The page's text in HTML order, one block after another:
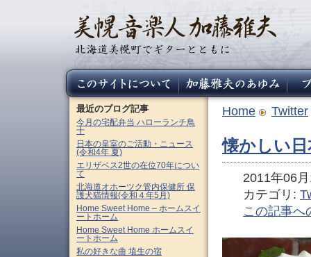
Home Twitter
懐かしい
2011年06
カテゴリ:
この記事へ
最近のブログ記事
今月の宅配弁当 ハローランチ鳥
十
日本の皇室のご活動・ニュース
(令和4年 夏)
エリザベス2世の在位70年につい
て
北海道オホーツク管内保健所 保
護犬猫情報(令和４年5月)
Home Sweet Home – ホームスイ
ートホーム
Home Sweet Home ホームスイ
ートホーム
私の好きな曲 埴生の宿